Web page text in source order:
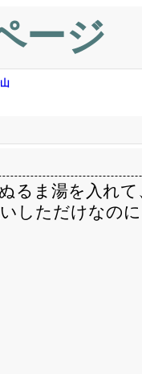
ージ
るま湯を入れ
しただけなの